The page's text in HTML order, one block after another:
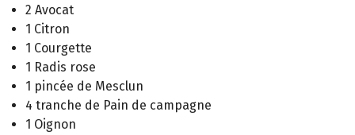
2 Avocat
1 Citron
1 Courgette
1 Radis rose
1 pincée de Mesclun
4 tranche de Pain de campagne
1 Oignon